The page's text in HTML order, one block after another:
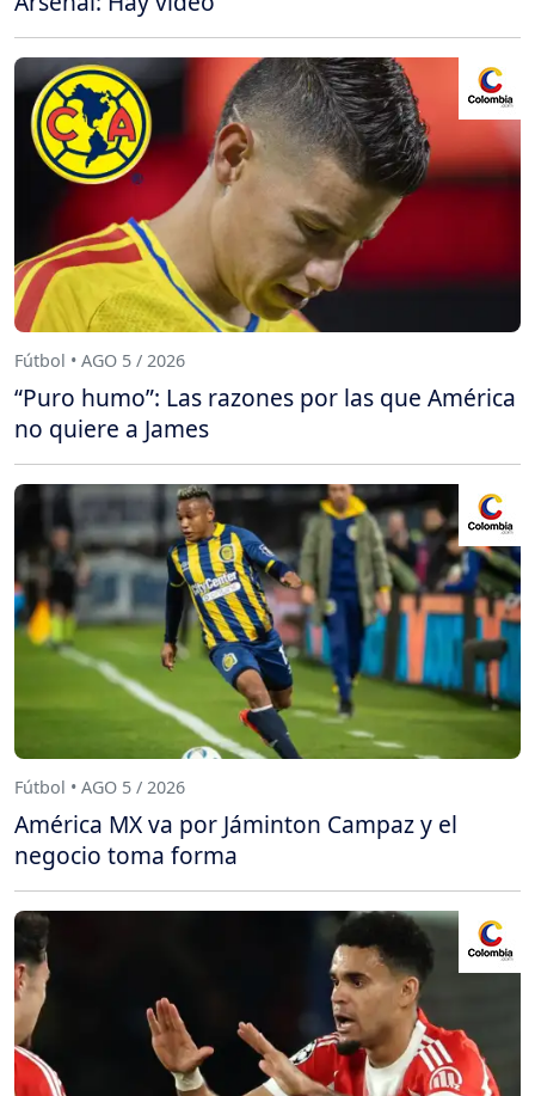
Fútbol • AGO 5 / 2026
“Puro humo”: Las razones por las que América
no quiere a James
Fútbol • AGO 5 / 2026
América MX va por Jáminton Campaz y el
negocio toma forma